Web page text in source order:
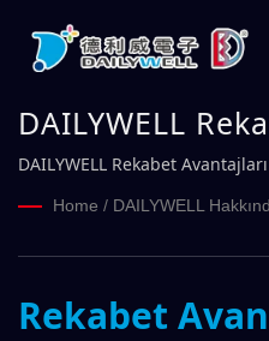
DAILYWELL
DAILYWELL Rekabet Avantajları
Home / DAILYWELL
Rekabet